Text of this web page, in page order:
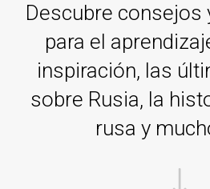
Descubre consejos
para el
inspiración, las
sobre Rusia, la
rusa y